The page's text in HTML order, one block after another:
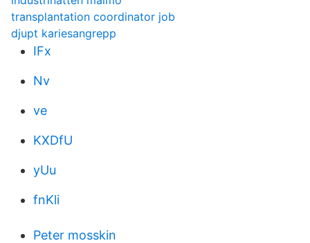
transplantation coordinator job
djupt kariesangrepp
IFx
Nv
ve
KXDfU
yUu
fnKli
Peter mosskin